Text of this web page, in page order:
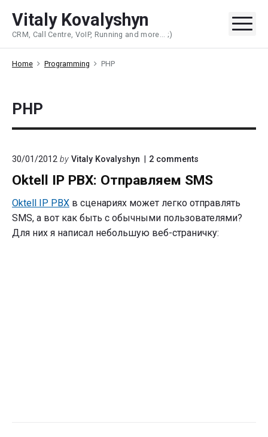
content
Vitaly Kovalyshyn
CRM, Call Centre, VoIP, Running and more... ;)
Home Programming PHP
PHP
30/01/2012 by Vitaly Kovalyshyn 2 comments
IP
Отправляем
Oktell IP PBX: Отправляем SMS
Oktell IP PBX в сценариях может легко отправлять
SMS, а вот как быть с обычными пользователями?
Для них я написал небольшую веб-страничку: